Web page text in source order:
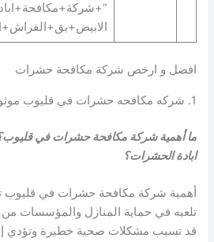
افضل و ارخص شركة مكافحة حشرات
1. شركه مكافحه حشرات في قليوب موثوقه مع الضمان
ما أهمية شركة مكافحة حشرات في قليوب؟
ابادة الحشرات؟
أهمية شركة مكافحة حشرات في قليوب
تلعبه في حماية المنازل والمؤسسات
قد تسبب مشكلات صحية خطيرة وتؤدي